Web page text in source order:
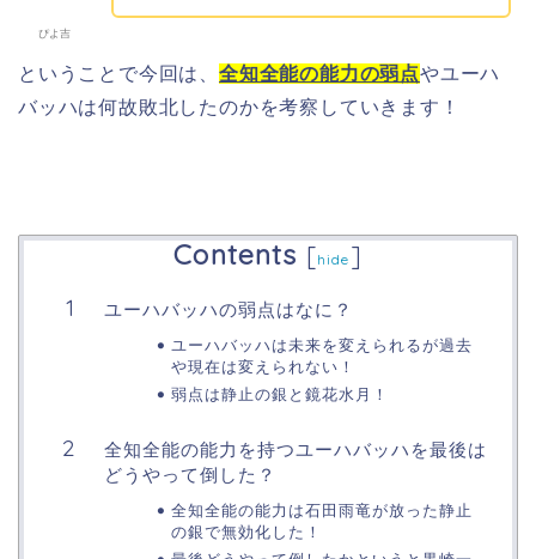
ぴよ吉
ということで今回は、 全知全能の能力の弱点やユーハ
バッハは何故敗北したのかを考察していきます！
Contents [hide ]
ユーハバッハの弱点はなに？
ユーハバッハは未来を変えられるが過去
や現在は変えられない！
弱点は静止の銀と鏡花水月！
全知全能の能力を持つユーハバッハを最後は
どうやって倒した？
全知全能の能力は石田雨竜が放った静止
の銀で無効化した！